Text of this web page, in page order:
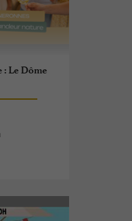
: Le Dôme